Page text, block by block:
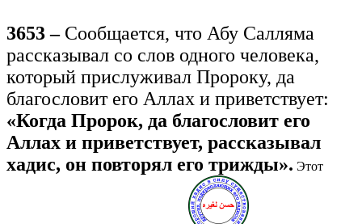
3653 –Сообщается, что Абу Салляма
рассказывал со слов одного человека,
который прислуживал Пророку, да
благословит его Аллах и приветствует:
«Когда Пророк, да благословит его
Аллах и приветствует, рассказывал
хадис, он повторял его трижды». Этот